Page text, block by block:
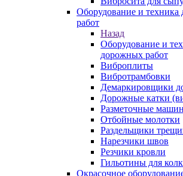
Оборудование и
работ
Назад
Оборудование и
дорожных работ
Виброплиты
Вибротрамбовки
Демаркировщики
Дорожные катки
Разметочные
Отбойные молотки
Раздельщики
Нарезчики швов
Резчики кровли
Гильотины для
Окрасочное